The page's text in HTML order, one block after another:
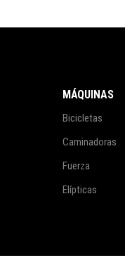
MÁQUINAS
Bicicletas
Caminadoras
Fuerza
Elípticas